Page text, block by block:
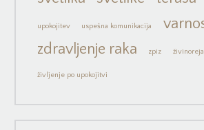
upokojitev uspešna komunikacija
zdravljenje raka
zpiz živinoreja
življenje po upokojitvi